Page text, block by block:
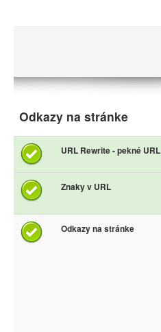
Odkazy na stránke
URL Rewrite - pekné URL
Znaky v URL
Odkazy na stránke